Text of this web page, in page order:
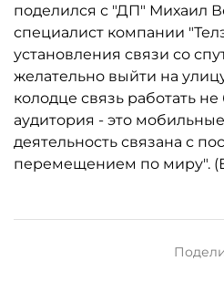
поделился с "ДП" Михаил
специалист компании
установления связи со
желательно выйти на
колодце связь работать
аудитория - это
деятельность связана с
перемещением по миру".